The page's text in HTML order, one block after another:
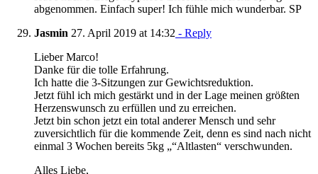
abgenommen. Einfach super! Ich fühle mich wunderbar. SP
Jasmin 27. April 2019 at 14:32 - Reply
Lieber Marco!
Danke für die tolle Erfahrung.
Ich hatte die 3-Sitzungen zur Gewichtsreduktion.
Jetzt fühl ich mich gestärkt und in der Lage meinen größten
Herzenswunsch zu erfüllen und zu erreichen.
Jetzt bin schon jetzt ein total anderer Mensch und sehr
zuversichtlich für die kommende Zeit, denn es sind nach nicht
einmal 3 Wochen bereits 5kg „“Altlasten“ verschwunden.
Alles Liebe,